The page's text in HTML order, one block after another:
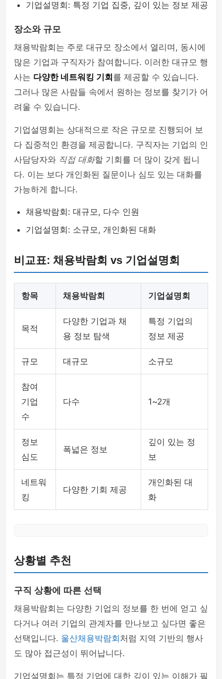
기업설명회: 특정 기업 집중, 깊이 있는 정보 제공
장소와 규모
채용박람회는 주로 대규모 장소에서 열리며, 동시에
많은 기업과 구직자가 참여합니다. 이러한 대규모 행
사는 다양한 네트워킹 기회 를 제공할 수 있습니다.
그러나 많은 사람들 속에서 원하는 정보를 찾기가 어
려울 수 있습니다.
기업설명회는 상대적으로 작은 규모로 진행되어 보
다 집중적인 환경을 제공합니다. 구직자는 기업의 인
사담당자와 직접 대화할 기회를 더 많이 갖게 됩니
다. 이는 보다 개인화된 질문이나 심도 있는 대화를
가능하게 합니다.
채용박람회: 대규모, 다수 인원
기업설명회: 소규모, 개인화된 대화
비교표: 채용박람회 vs 기업설명회
항목 채용박람회 기업설명회
목적
다양한 기업과 채
용 정보 탐색
특정 기업의
정보 제공
규모 대규모 소규모
참여
기업
수
다수 1~2개
정보
심도
폭넓은 정보
깊이 있는 정
보
네트워
킹
다양한 기회 제공
개인화된 대
화
상황별 추천
구직 상황에 따른 선택
채용박람회는 다양한 기업의 정보를 한 번에 얻고 싶
다거나 여러 기업의 관계자를 만나보고 싶다면 좋은
선택입니다. 울산채용박람회 처럼 지역 기반의 행사
도 많아 접근성이 뛰어납니다.
기업설명회는 특정 기업에 대한 깊이 있는 이해가 필